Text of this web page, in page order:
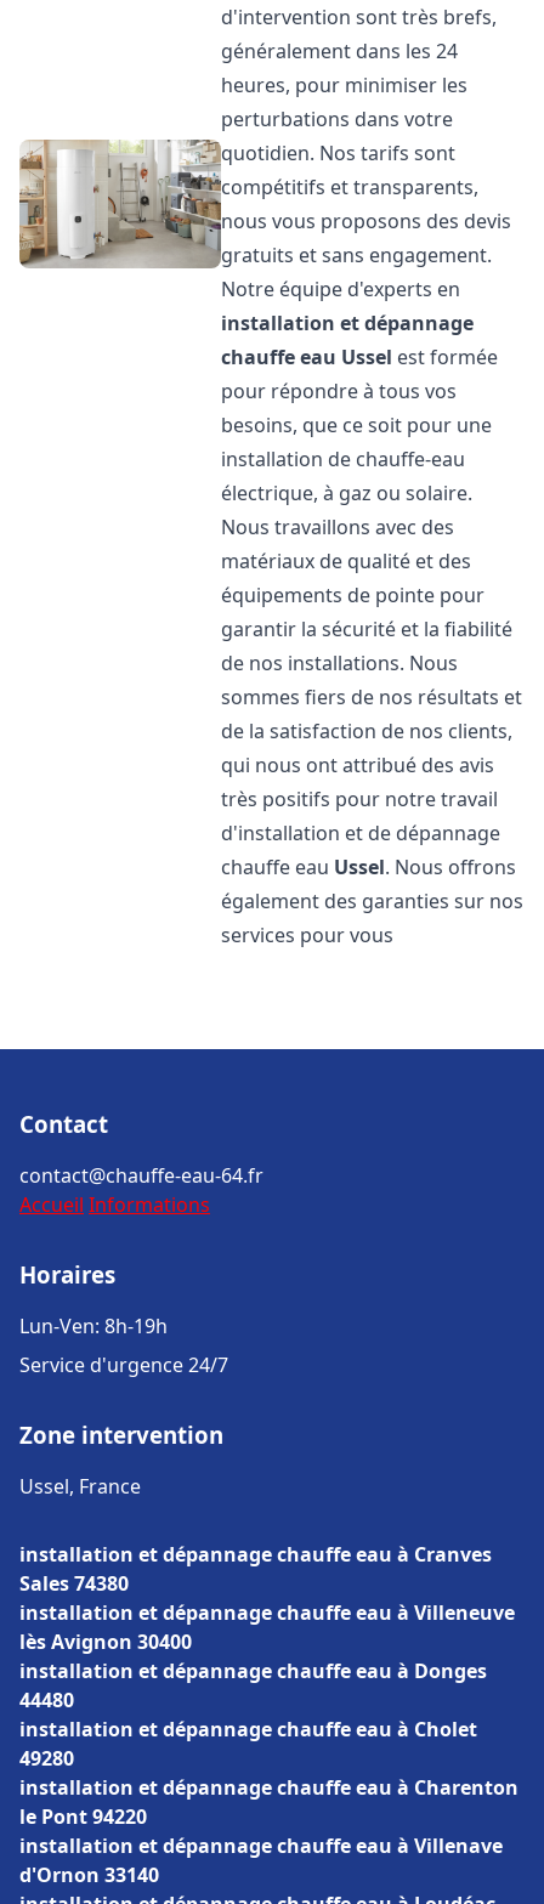
d'intervention sont très brefs,
généralement dans les 24
heures, pour minimiser les
perturbations dans votre
quotidien. Nos tarifs sont
compétitifs et transparents,
nous vous proposons des devis
gratuits et sans engagement.
Notre équipe d'experts en
installation et dépannage
chauffe eau Ussel est formée
pour répondre à tous vos
besoins, que ce soit pour une
installation de chauffe-eau
électrique, à gaz ou solaire.
Nous travaillons avec des
matériaux de qualité et des
équipements de pointe pour
garantir la sécurité et la fiabilité
de nos installations. Nous
sommes fiers de nos résultats et
de la satisfaction de nos clients,
qui nous ont attribué des avis
très positifs pour notre travail
d'installation et de dépannage
chauffe eau Ussel. Nous offrons
également des garanties sur nos
services pour vous
Contact
contact@chauffe-eau-64.fr
Accueil Informations
Horaires
Lun-Ven: 8h-19h
Service d'urgence 24/7
Zone intervention
Ussel, France
installation et dépannage chauffe eau à Cranves
Sales 74380
installation et dépannage chauffe eau à Villeneuve
lès Avignon 30400
installation et dépannage chauffe eau à Donges
44480
installation et dépannage chauffe eau à Cholet
49280
installation et dépannage chauffe eau à Charenton
le Pont 94220
installation et dépannage chauffe eau à Villenave
d'Ornon 33140